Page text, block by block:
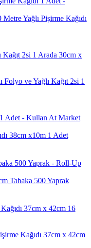
Yağlı Pişirme Kağıdı
ve Yağlı Kağıt 2si 1
38cm x10m 1 Adet
Tabaka 500 Yaprak
Kağıdı 37cm x 42cm